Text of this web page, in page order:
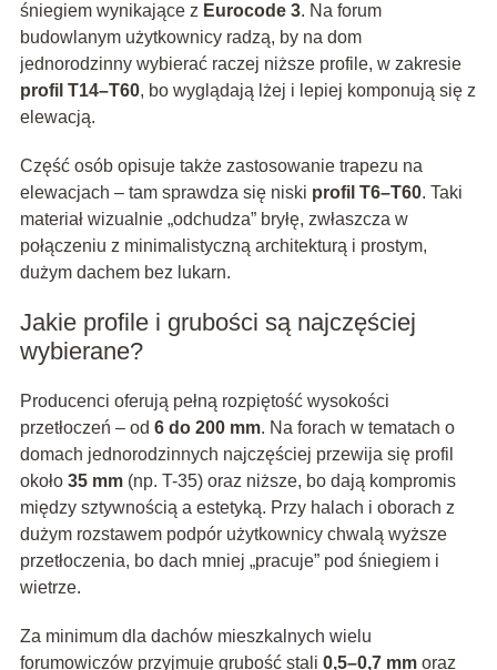
śniegiem wynikające z Eurocode 3. Na forum
budowlanym użytkownicy radzą, by na dom
jednorodzinny wybierać raczej niższe profile, w zakresie
profil T14–T60, bo wyglądają lżej i lepiej komponują się z
elewacją.
Część osób opisuje także zastosowanie trapezu na
elewacjach – tam sprawdza się niski profil T6–T60. Taki
materiał wizualnie „odchudza” bryłę, zwłaszcza w
połączeniu z minimalistyczną architekturą i prostym,
dużym dachem bez lukarn.
Jakie profile i grubości są najczęściej
wybierane?
Producenci oferują pełną rozpiętość wysokości
przetłoczeń – od 6 do 200 mm. Na forach w tematach o
domach jednorodzinnych najczęściej przewija się profil
około 35 mm(np. T-35) oraz niższe, bo dają kompromis
między sztywnością a estetyką. Przy halach i oborach z
dużym rozstawem podpór użytkownicy chwalą wyższe
przetłoczenia, bo dach mniej „pracuje” pod śniegiem i
wietrze.
Za minimum dla dachów mieszkalnych wielu
forumowiczów przyjmuje grubość stali 0,5–0,7 mmoraz